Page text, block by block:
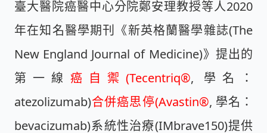
臺大醫院癌醫中心分院鄭安理教授等人2020
年在知名醫學期刊《新英格蘭醫學雜誌(The
New England Journal of Medicine)》提出的
第一線 癌自禦(Tecentriq®, 學名：
atezolizumab)合併癌思停(Avastin®, 學名：
bevacizumab)系統性治療(IMbrave150)提供